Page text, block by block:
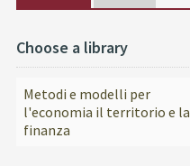
Choose a library
Metodi e modelli per
l'economia il territorio e la
finanza